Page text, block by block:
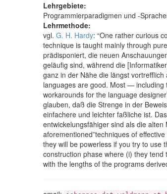
Lehrgebiete:
Programmierparadigmen und -
Lehrmethode:
vgl. G. H. Hardy: “One rather curious
technique is taught mainly through
prädisponiert, die neuen
geläufig sind, während die
ganz in der Nähe die längst
languages are good. Most — including
workarounds for the language
glauben, daß die Strenge in der
einfachere und leichter faßliche ist.
entwickelungsfähiger sind als die
aforementioned”techniques of
they will be powerless if you try to use
construction phase where (i) they
with the lengths of the programs